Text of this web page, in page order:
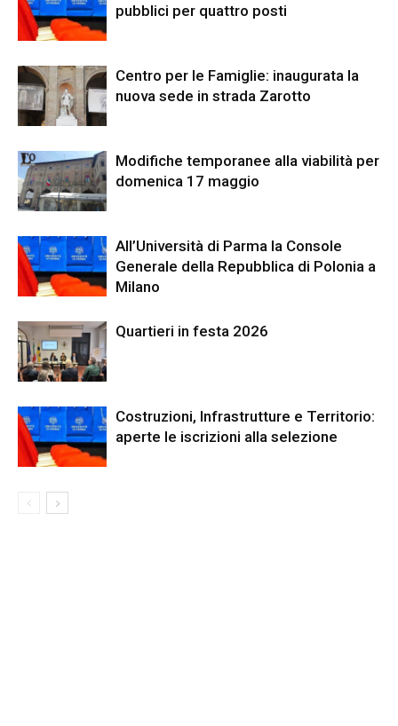
pubblici per quattro posti
Centro per le Famiglie: inaugurata la
nuova sede in strada Zarotto
Modifiche temporanee alla viabilità per
domenica 17 maggio
All’Università di Parma la Console
Generale della Repubblica di Polonia a
Milano
Quartieri in festa 2026
Costruzioni, Infrastrutture e Territorio:
aperte le iscrizioni alla selezione